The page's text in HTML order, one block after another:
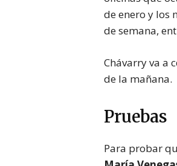
de enero y los
de semana,
Chávarry va a
de la mañana.
Pruebas
Para probar